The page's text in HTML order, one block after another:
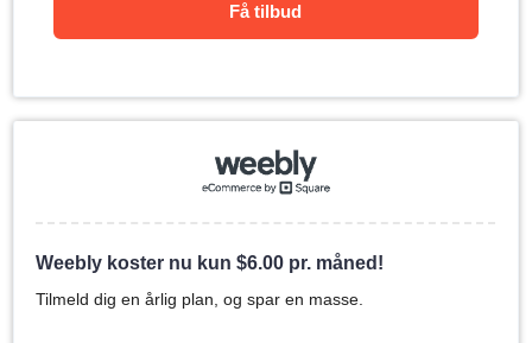
Få tilbud
Weebly koster nu kun$6.00 pr. måned!
Tilmeld dig en årlig plan, og spar en masse.